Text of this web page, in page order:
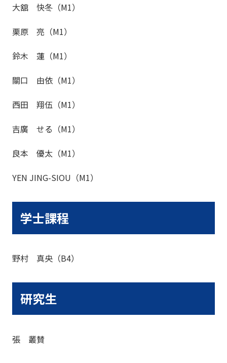
大舘 快冬 （M1）
栗原 亮 （M1）
鈴木 蓮 （M1）
關口 由依 （M1）
西田 翔伍 （M1）
吉廣 せる （M1）
良本 優太 （M1）
YEN JING-SIOU（M1）
学士課程
野村 真央（B4）
研究生
張 叢賛